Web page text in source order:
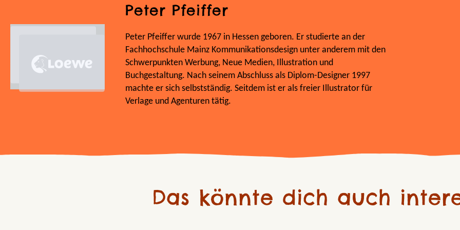
Peter Pfeiffer
Peter Pfeiffer wurde 1967 in Hessen geboren. Er studierte an der
Fachhochschule Mainz Kommunikationsdesign unter anderem mit den
Schwerpunkten Werbung, Neue Medien, Illustration und
Buchgestaltung. Nach seinem Abschluss als Diplom-Designer 1997
machte er sich selbstständig. Seitdem ist er als freier Illustrator für
Verlage und Agenturen tätig.
Das könnte dich auch